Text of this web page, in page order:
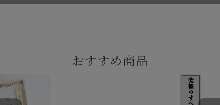
おすすめ商品